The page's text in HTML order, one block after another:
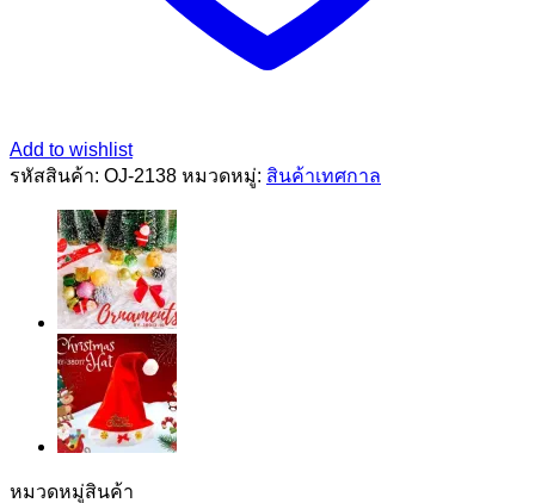
Add to wishlist
รหัสสินค้า: OJ-2138 หมวดหมู่: สินค้าเทศกาล
หมวดหมู่สินค้า